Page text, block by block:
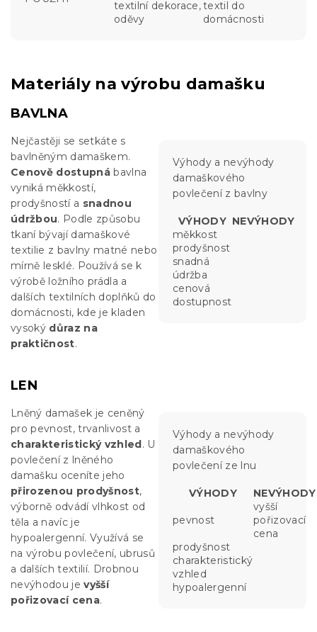
textilní dekorace,
oděvy
textil do
domácnosti
Materiály na výrobu damašku
BAVLNA
Nejčastěji se setkáte s
bavlněným damaškem.
Cenově dostupná bavlna
vyniká měkkostí,
prodyšností a snadnou
údržbou. Podle způsobu
tkaní bývají damaškové
textilie z bavlny matné nebo
mírně lesklé. Používá se k
výrobě ložního prádla a
dalších textilních doplňků do
domácnosti, kde je kladen
vysoký důraz na
praktičnost.
Výhody a nevýhody
damaškového
povlečení z bavlny
VÝHODY NEVÝHODY
měkkost
prodyšnost
snadná
údržba
cenová
dostupnost
LEN
Lněný damašek je ceněný
pro pevnost, trvanlivost a
charakteristický vzhled. U
povlečení z lněného
damašku oceníte jeho
přirozenou prodyšnost,
výborně odvádí vlhkost od
těla a navíc je
hypoalergenní. Využívá se
na výrobu povlečení, ubrusů
a dalších textilií. Drobnou
nevýhodou jevyšší
pořizovací cena.
Výhody a nevýhody
damaškového
povlečení ze lnu
VÝHODY NEVÝHODY
pevnost
vyšší
pořizovací
cena
prodyšnost
charakteristický
vzhled
hypoalergenní